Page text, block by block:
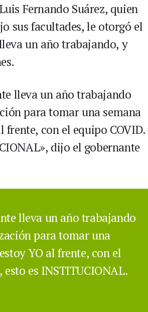
Fernando Suárez, quien
sus facultades, le otorgó el
un año trabajando, y
lleva un año trabajando
para tomar una semana
frente, con el equipo COVID.
dijo el gobernante
lleva un año trabajando
para tomar una
YO al frente, con el
es INSTITUCIONAL.